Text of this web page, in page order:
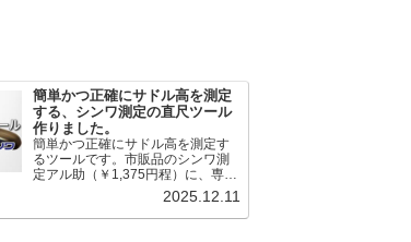
簡単かつ正確にサドル高を測定
する、シンワ測定の直尺ツール
作りました。
簡単かつ正確にサドル高を測定す
るツールです。市販品のシンワ測
定アル助（￥1,375円程）に、専用
のサドル高測定ツールを取り付け
て使用します。これまで以上に、
サドル高を容易に測定できるよう
2025.12.11